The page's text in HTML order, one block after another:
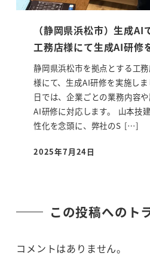
（静岡県浜松市）生成AI
工務店様にて生成AI研修
静岡県浜松市を拠点とする工
様にて、生成AI研修を実施し
日では、企業ごとの業務内容
AI研修に対応します。 山本技
性化を念頭に、弊社のS […]
投稿日
2025年7月24日
この投稿へのト
コメントはありません。